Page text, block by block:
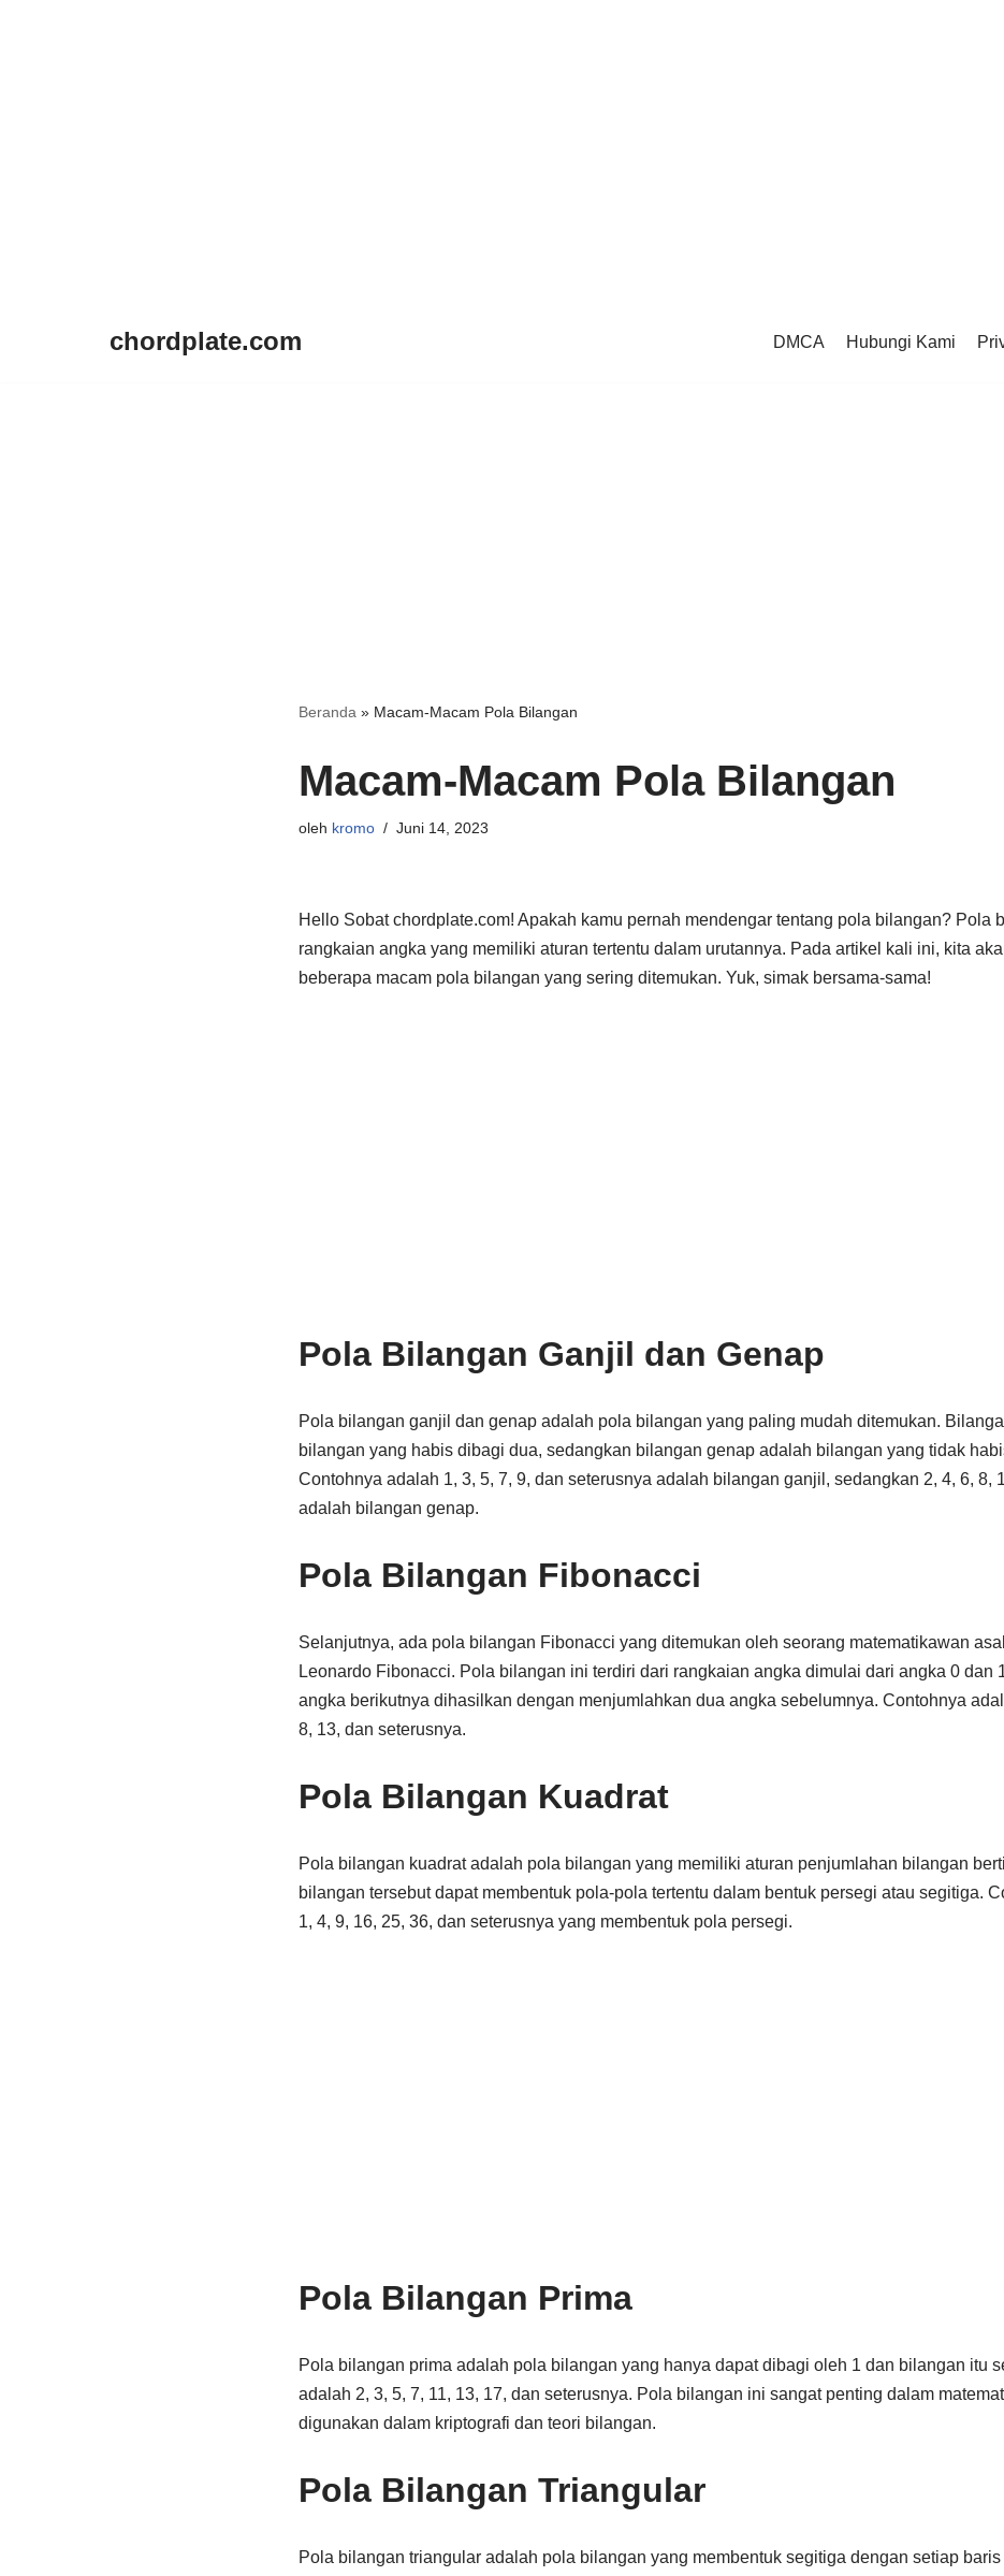
chordplate.com DMCA Hubungi Kami
Beranda » Macam-Macam Pola Bilangan
Macam-Macam Pola Bilangan
oleh kromo Juni 14, 2023
Hello Sobat chordplate.com! Apakah kamu pernah mendengar tentang pola bilangan? Pola
rangkaian angka yang memiliki aturan tertentu dalam urutannya. Pada artikel kali ini, kita
beberapa macam pola bilangan yang sering ditemukan. Yuk, simak bersama-sama!
Pola Bilangan Ganjil dan Genap
Pola bilangan ganjil dan genap adalah pola bilangan yang paling mudah ditemukan.
bilangan yang habis dibagi dua, sedangkan bilangan genap adalah bilangan yang tidak
Contohnya adalah 1, 3, 5, 7, 9, dan seterusnya adalah bilangan ganjil, sedangkan 2, 4, 6, 8,
adalah bilangan genap.
Pola Bilangan Fibonacci
Selanjutnya, ada pola bilangan Fibonacci yang ditemukan oleh seorang matematikawan
Leonardo Fibonacci. Pola bilangan ini terdiri dari rangkaian angka dimulai dari angka 0 dan
angka berikutnya dihasilkan dengan menjumlahkan dua angka sebelumnya. Contohnya
8, 13, dan seterusnya.
Pola Bilangan Kuadrat
Pola bilangan kuadrat adalah pola bilangan yang memiliki aturan penjumlahan bilangan
bilangan tersebut dapat membentuk pola-pola tertentu dalam bentuk persegi atau segitiga.
1, 4, 9, 16, 25, 36, dan seterusnya yang membentuk pola persegi.
Pola Bilangan Prima
Pola bilangan prima adalah pola bilangan yang hanya dapat dibagi oleh 1 dan bilangan itu
adalah 2, 3, 5, 7, 11, 13, 17, dan seterusnya. Pola bilangan ini sangat penting dalam
digunakan dalam kriptografi dan teori bilangan.
Pola Bilangan Triangular
Pola bilangan triangular adalah pola bilangan yang membentuk segitiga dengan setiap